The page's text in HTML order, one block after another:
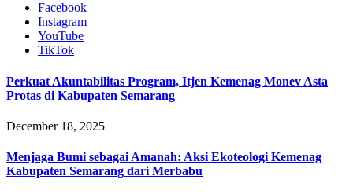
Facebook
Instagram
YouTube
TikTok
Perkuat Akuntabilitas Program, Itjen Kemenag Monev Asta
Protas di Kabupaten Semarang
December 18, 2025
Menjaga Bumi sebagai Amanah: Aksi Ekoteologi Kemenag
Kabupaten Semarang dari Merbabu